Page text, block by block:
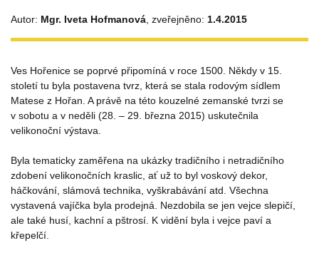
Autor: Mgr. Iveta Hofmanová , zveřejněno: 1.4.2015
Ves Hořenice se poprvé připomíná v roce 1500. Někdy v 15.
století tu byla postavena tvrz, která se stala rodovým sídlem
Matese z Hořan. A právě na této kouzelné zemanské tvrzi se
v sobotu a v neděli (28. – 29. března 2015) uskutečnila
velikonoční výstava.
Byla tematicky zaměřena na ukázky tradičního i netradičního
zdobení velikonočních kraslic, ať už to byl voskový dekor,
háčkování, slámová technika, vyškrabávání atd. Všechna
vystavená vajíčka byla prodejná. Nezdobila se jen vejce slepičí,
ale také husí, kachní a pštrosí. K vidění byla i vejce paví a
křepelčí.